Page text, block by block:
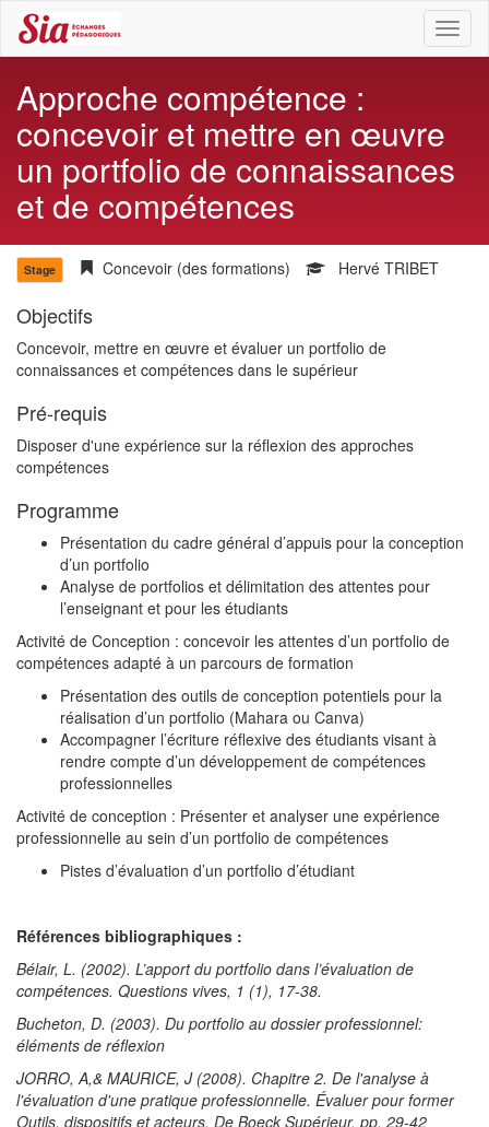
Approche compétence :
concevoir et mettre en œuvre
un portfolio de connaissances
et de compétences
Stage Concevoir (des formations) Hervé TRIBET
Objectifs
Concevoir, mettre en œuvre et évaluer un portfolio de
connaissances et compétences dans le supérieur
Pré-requis
Disposer d'une expérience sur la réflexion des approches
compétences
Programme
Présentation du cadre général d’appuis pour la conception
d’un portfolio
Analyse de portfolios et délimitation des attentes pour
l’enseignant et pour les étudiants
Activité de Conception : concevoir les attentes d’un portfolio de
compétences adapté à un parcours de formation
Présentation des outils de conception potentiels pour la
réalisation d’un portfolio (Mahara ou Canva)
Accompagner l’écriture réflexive des étudiants visant à
rendre compte d’un développement de compétences
professionnelles
Activité de conception : Présenter et analyser une expérience
professionnelle au sein d’un portfolio de compétences
Pistes d’évaluation d’un portfolio d’étudiant
Références bibliographiques :
Bélair, L. (2002). L’apport du portfolio dans l’évaluation de
compétences. Questions vives, 1 (1), 17-38.
Bucheton, D. (2003). Du portfolio au dossier professionnel:
éléments de réflexion
JORRO, A,& MAURICE, J (2008). Chapitre 2. De l'analyse à
l'évaluation d'une pratique professionnelle. Évaluer pour former
Outils, dispositifs et acteurs. De Boeck Supérieur, pp. 29-42